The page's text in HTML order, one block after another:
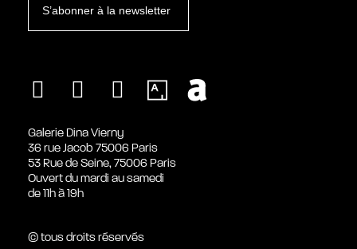
S’abonner à la newsletter
Galerie Dina Vierny
36 rue Jacob 75006 Paris
53 Rue de Seine, 75006 Paris
Ouvert du mardi au samedi
de 11h à 19h
© tous droits réservés